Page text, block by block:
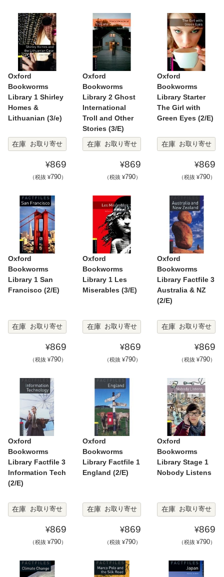
Oxford
Bookworms
Library 1 Shirley
Homes &
Lithuanian (3/e)
在庫 お取り寄せ
¥869
（税抜 ¥790）
Oxford
Bookworms
Library 2 Ghost
International
Troll and Other
Stories (3/E)
在庫
お取り寄せ
¥869
（税抜 ¥790）
Oxford
Bookworms
Library Starter
The Girl with
Green Eyes (2/E)
在庫 お取り寄せ
¥869
（税抜 ¥790）
Oxford
Bookworms
Library 1 San
Francisco (2/E)
在庫 お取り寄せ
¥869
（税抜 ¥790）
Oxford
Bookworms
Library 1 Les
Miserables (3/E)
在庫 お取り寄せ
¥869
（税抜 ¥790）
Oxford
Bookworms
Library Factfile 3
Australia & NZ
(2/E)
在庫 お取り寄せ
¥869
（税抜 ¥790）
Oxford
Bookworms
Library Factfile 3
Information Tech
(2/E)
在庫 お取り寄せ
¥869
（税抜 ¥790）
Oxford
Bookworms
Library Factfile 1
England (2/E)
在庫 お取り寄せ
¥869
（税抜 ¥790）
Oxford
Bookworms
Library Stage 1
Nobody Listens
在庫 お取り寄せ
¥869
（税抜 ¥790）